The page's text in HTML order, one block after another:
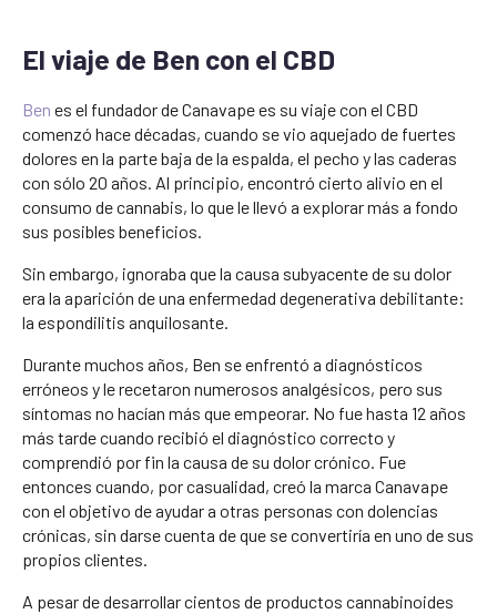
El viaje de Ben con el CBD
Ben es el fundador de Canavape es su viaje con el CBD
comenzó hace décadas, cuando se vio aquejado de fuertes
dolores en la parte baja de la espalda, el pecho y las caderas
con sólo 20 años. Al principio, encontró cierto alivio en el
consumo de cannabis, lo que le llevó a explorar más a fondo
sus posibles beneficios.
Sin embargo, ignoraba que la causa subyacente de su dolor
era la aparición de una enfermedad degenerativa debilitante:
la espondilitis anquilosante.
Durante muchos años, Ben se enfrentó a diagnósticos
erróneos y le recetaron numerosos analgésicos, pero sus
síntomas no hacían más que empeorar. No fue hasta 12 años
más tarde cuando recibió el diagnóstico correcto y
comprendió por fin la causa de su dolor crónico. Fue
entonces cuando, por casualidad, creó la marca Canavape
con el objetivo de ayudar a otras personas con dolencias
crónicas, sin darse cuenta de que se convertiría en uno de sus
propios clientes.
A pesar de desarrollar cientos de productos cannabinoides